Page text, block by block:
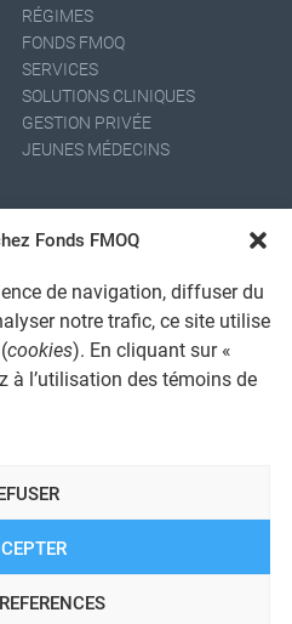
Fonds FMOQ
de navigation, diffuser du
notre trafic, ce site utilise
cookies). En cliquant sur «
à l’utilisation des témoins de
RÉGIMES
FONDS FMOQ
SERVICES
SOLUTIONS CLINIQUES
GESTION PRIVÉE
JEUNES MÉDECINS
PLAINTES